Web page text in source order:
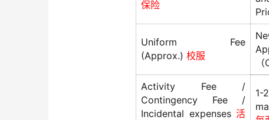
保险
Uniform Fee
(Approx.) 校服
Activity Fee /
Contingency Fee /
Incidental expenses 活
1-